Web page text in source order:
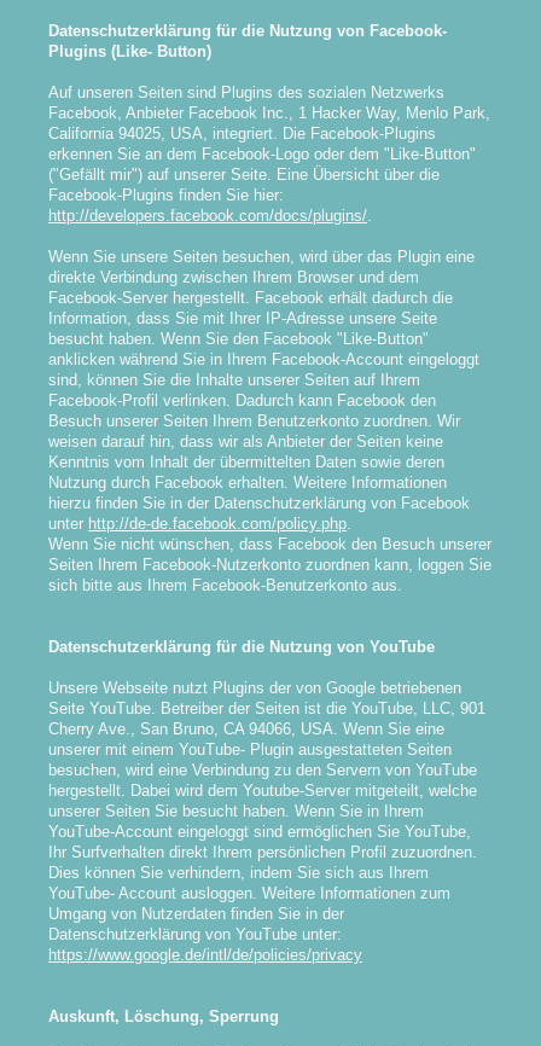
Datenschutzerklärung für die Nutzung von Facebook-
Plugins (Like- Button)
Auf unseren Seiten sind Plugins des sozialen Netzwerks
Facebook, Anbieter Facebook Inc., 1 Hacker Way, Menlo Park,
California 94025, USA, integriert. Die Facebook-Plugins
erkennen Sie an dem Facebook-Logo oder dem "Like-Button"
("Gefällt mir") auf unserer Seite. Eine Übersicht über die
Facebook-Plugins finden Sie hier:
http://developers.facebook.com/docs/plugins/
Wenn Sie unsere Seiten besuchen, wird über das Plugin eine
direkte Verbindung zwischen Ihrem Browser und dem
Facebook-Server hergestellt. Facebook erhält dadurch die
Information, dass Sie mit Ihrer IP-Adresse unsere Seite
besucht haben. Wenn Sie den Facebook "Like-Button"
anklicken während Sie in Ihrem Facebook-Account eingeloggt
sind, können Sie die Inhalte unserer Seiten auf Ihrem
Facebook-Profil verlinken. Dadurch kann Facebook den
Besuch unserer Seiten Ihrem Benutzerkonto zuordnen. Wir
weisen darauf hin, dass wir als Anbieter der Seiten keine
Kenntnis vom Inhalt der übermittelten Daten sowie deren
Nutzung durch Facebook erhalten. Weitere Informationen
hierzu finden Sie in der Datenschutzerklärung von Facebook
unter http://de-de.facebook.com/policy.php
Wenn Sie nicht wünschen, dass Facebook den Besuch unserer
Seiten Ihrem Facebook-Nutzerkonto zuordnen kann, loggen Sie
sich bitte aus Ihrem Facebook-Benutzerkonto aus.
Datenschutzerklärung für die Nutzung von YouTube
Unsere Webseite nutzt Plugins der von Google betriebenen
Seite YouTube. Betreiber der Seiten ist die YouTube, LLC, 901
Cherry Ave., San Bruno, CA 94066, USA. Wenn Sie eine
unserer mit einem YouTube- Plugin ausgestatteten Seiten
besuchen, wird eine Verbindung zu den Servern von YouTube
hergestellt. Dabei wird dem Youtube-Server mitgeteilt, welche
unserer Seiten Sie besucht haben. Wenn Sie in Ihrem
YouTube-Account eingeloggt sind ermöglichen Sie YouTube,
Ihr Surfverhalten direkt Ihrem persönlichen Profil zuzuordnen.
Dies können Sie verhindern, indem Sie sich aus Ihrem
YouTube- Account ausloggen. Weitere Informationen zum
Umgang von Nutzerdaten finden Sie in der
Datenschutzerklärung von YouTube unter:
https://www.google.de/intl/de/policies/privacy
Auskunft, Löschung, Sperrung